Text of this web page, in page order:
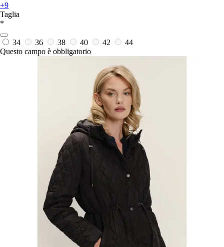
+9
Taglia
*
34 36 38 40 42
44
Questo campo è obbligatorio